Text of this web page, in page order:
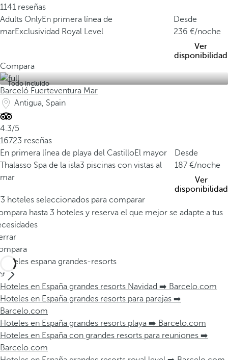
1141 reseñas
Adults OnlyEn primera línea de
marExclusividad Royal Level
Desde
236
/noche
Ver
disponibilidad
Compara
Todo incluido
Barceló Fuerteventura Mar
Antigua, Spain
4.3/5
16723 reseñas
En primera línea de playa del CastilloEl mayor
Thalasso Spa de la isla3 piscinas con vistas al
mar
Desde
187
/noche
Ver
disponibilidad
hoteles seleccionados para comparar
hasta 3 hoteles y reserva el que mejor se adapte a tus
Hoteles espana grandes-resorts
9
Hoteles en España grandes resorts Navidad ➡️ Barcelo.com
Hoteles en España grandes resorts para parejas ➡️
Barcelo.com
Hoteles en España grandes resorts playa ➡️ Barcelo.com
Hoteles en España con grandes resorts para reuniones ➡️
Barcelo.com